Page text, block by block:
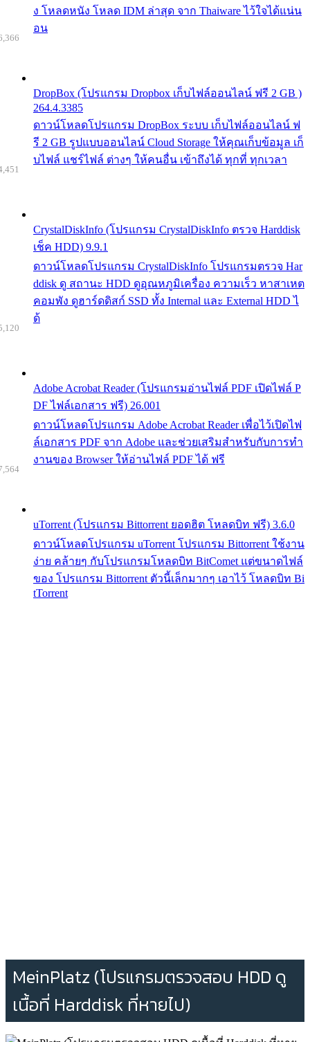
ง โหลดหนัง โหลด IDM ล่าสุด จาก Thaiware ไว้ใจได้แน่น
อน
DropBox (โปรแกรม Dropbox เก็บไฟล์ออนไลน์ ฟรี 2 GB )
264.4.3385
ดาวน์โหลดโปรแกรม DropBox ระบบ เก็บไฟล์ออนไลน์ ฟ
รี 2 GB รูปแบบออนไลน์ Cloud Storage ให้คุณเก็บข้อมูล เก็
บไฟล์ แชร์ไฟล์ ต่างๆ ให้คนอื่น เข้าถึงได้ ทุกที่ ทุกเวลา
CrystalDiskInfo (โปรแกรม CrystalDiskInfo ตรวจ Harddisk
เช็ค HDD) 9.9.1
ดาวน์โหลดโปรแกรม CrystalDiskInfo โปรแกรมตรวจ Har
ddisk ดู สถานะ HDD ดูอุณหภูมิเครื่อง ความเร็ว หาสาเหต
คอมพัง ดูฮาร์ดดิสก์ SSD ทั้ง Internal และ External HDD ไ
ด้
Adobe Acrobat Reader (โปรแกรมอ่านไฟล์ PDF เปิดไฟล์ P
DF ไฟล์เอกสาร ฟรี) 26.001
ดาวน์โหลดโปรแกรม Adobe Acrobat Reader เพื่อไว้เปิดไฟ
ล์เอกสาร PDF จาก Adobe และช่วยเสริมสำหรับกับการทำ
งานของ Browser ให้อ่านไฟล์ PDF ได้ ฟรี
uTorrent (โปรแกรม Bittorrent ยอดฮิต โหลดบิท ฟรี) 3.6.0
ดาวน์โหลดโปรแกรม uTorrent โปรแกรม Bittorrent ใช้งาน
ง่าย คล้ายๆ กับโปรแกรมโหลดบิท BitComet แต่ขนาดไฟล์
ของ โปรแกรม Bittorrent ตัวนี้เล็กมากๆ เอาไว้ โหลดบิท Bi
tTorrent
MeinPlatz (โปรแกรมตรวจสอบ HDD ดู
เนื้อที่ Harddisk ที่หายไป)